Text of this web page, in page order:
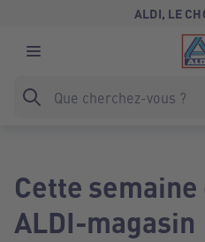
ALDI, LE
Cette
ALDI-magasin